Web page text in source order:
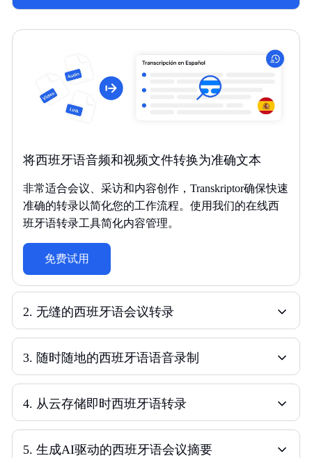
将西班牙语音频和视频文件转换为准确文本
非常适合会议、采访和内容创作，Transkriptor确保快速
准确的转录以简化您的工作流程。使用我们的在线西
班牙语转录工具简化内容管理。
免费试用
2. 无缝的西班牙语会议转录
3. 随时随地的西班牙语语音录制
4. 从云存储即时西班牙语转录
5. 生成AI驱动的西班牙语会议摘要